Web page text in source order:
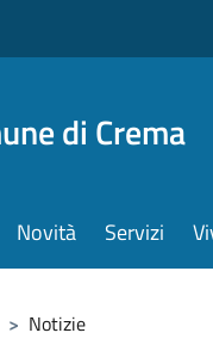
di Crema
Novità Servizi
> Notizie